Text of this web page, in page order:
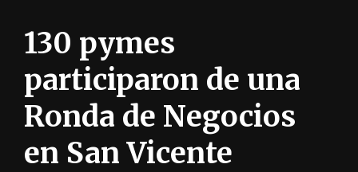
n
130 pymes
participaron de una
Ronda de Negocios
en San Vicente